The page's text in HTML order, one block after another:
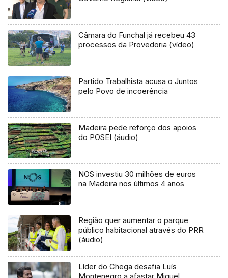
Câmara do Funchal já recebeu 43
processos da Provedoria (vídeo)
Partido Trabalhista acusa o Juntos
pelo Povo de incoerência
Madeira pede reforço dos apoios
do POSEI (áudio)
NOS investiu 30 milhões de euros
na Madeira nos últimos 4 anos
Região quer aumentar o parque
público habitacional através do PRR
(áudio)
Líder do Chega desafia Luís